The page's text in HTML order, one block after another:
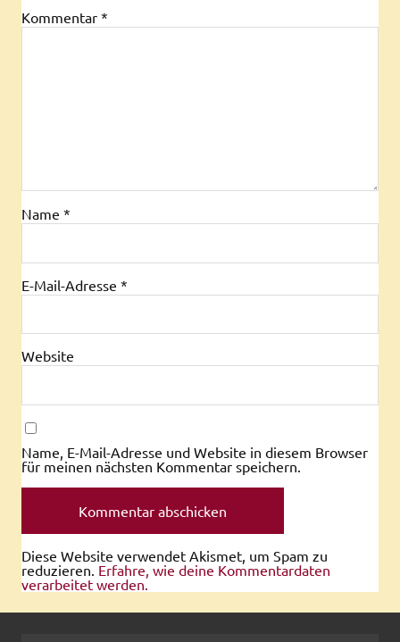
Kommentar *
Name *
E-Mail-Adresse *
Website
Name, E-Mail-Adresse und Website in diesem Browser
für meinen nächsten Kommentar speichern.
Diese Website verwendet Akismet, um Spam zu
reduzieren. Erfahre, wie deine Kommentardaten
verarbeitet werden.